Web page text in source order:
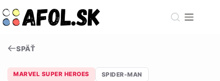
to
content
SPÄŤ
MARVEL SUPER HEROES SPIDER-MAN